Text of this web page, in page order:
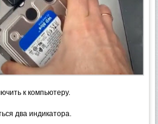
к компьютеру.
два индикатора.